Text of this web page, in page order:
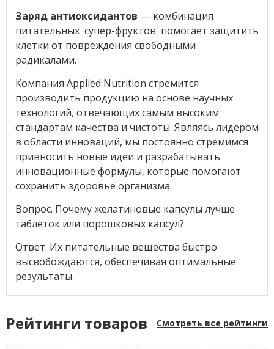
Заряд антиоксидантов — комбинация
питательных 'супер-фруктов' помогает защитить
клетки от повреждения свободными
радикалами.
Компания Applied Nutrition стремится
производить продукцию на основе научных
технологий, отвечающих самым высоким
стандартам качества и чистоты. Являясь лидером
в области инноваций, мы постоянно стремимся
привносить новые идеи и разрабатывать
инновационные формулы, которые помогают
сохранить здоровье организма.
Вопрос. Почему желатиновые капсулы лучше
таблеток или порошковых капсул?
Ответ. Их питательные вещества быстро
высвобождаются, обеспечивая оптимальные
результаты.
Рейтинги товаров Смотреть все рейтинги